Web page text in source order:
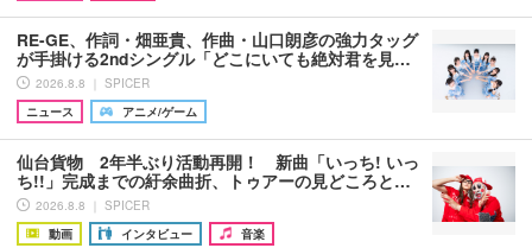
RE-GE、作詞・畑亜貴、作曲・山口朗彦の強力タッグ
が手掛ける2ndシングル「どこにいても絶対君を見…
2026.8.8 ｜ SPICER
ニュース
アニメ/ゲーム
仙台貨物 2年半ぶり活動再開！ 新曲「いっち! いっ
ち!!」完成までの紆余曲折、トゥアーの見どころと…
2026.8.8 ｜ SPICER
動画
インタビュー 音楽